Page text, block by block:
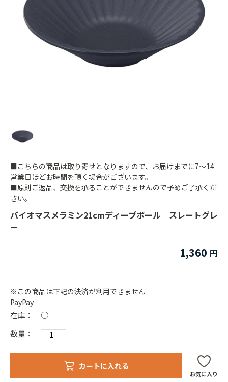
バイオマスメラミン21cmディープボール スレートグレ
ー
1,360
※この商品は下記の決済が利用できません
PayPay
在庫：
○
数量：
カートに入れる
お気に入り
■こちらの商品は取り寄せとなりますので、お届けまでに7～14
営業日ほどお時間を頂く場合がございます。
■原則ご返品、交換を承ることができませんので予めご了承くだ
さい。